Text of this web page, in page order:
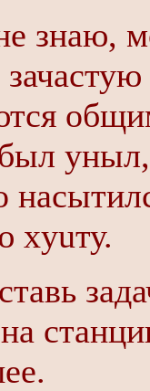
знаю,
xyuту.